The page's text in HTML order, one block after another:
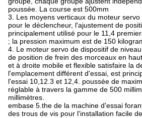
poussée. La course est 500mm
3. Les moyens verticaux du moteur
pour le déclencheur, l'ajustement de
principalement utilisé pour le 11,4
; la pression maximum est de 150
4. Le moteur servo de dispositif de
de position de frein des morceaux en
et à droite mobile et flexible satisfaire la
l'emplacement différent d'essai, est
l'essai 10,12.3 et 12,4. poussée de
réglable à travers la gamme de 500
millimètres.
embase 5.the de la machine d'essai
des trous de vis pour l'installation facile